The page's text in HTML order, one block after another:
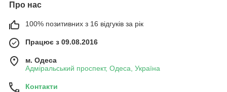
Про нас
100% позитивних з 16 відгуків за рік
Працює з 09.08.2016
м. Одеса
Адміральський проспект, Одеса, Україна
Контакти